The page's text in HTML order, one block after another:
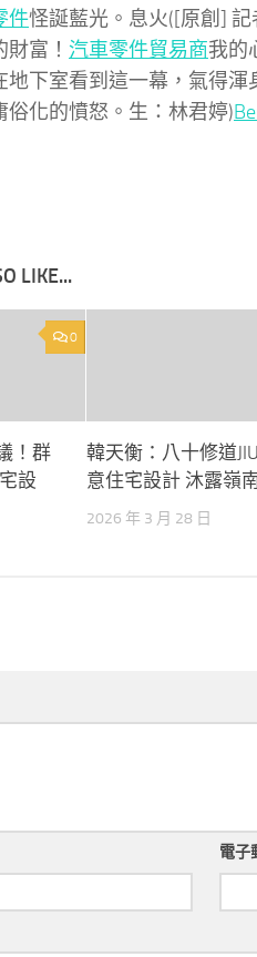
件怪誕藍光。息火([原創] 記
富！ 汽車零件貿易商我的
地下室看到這一幕，氣得渾
俗化的憤怒。生：林君婷)
LIKE...
0
！群
設
韓天衡：八十修道
意住宅設計 沐露嶺
2026 年 3 月 28 日
電子